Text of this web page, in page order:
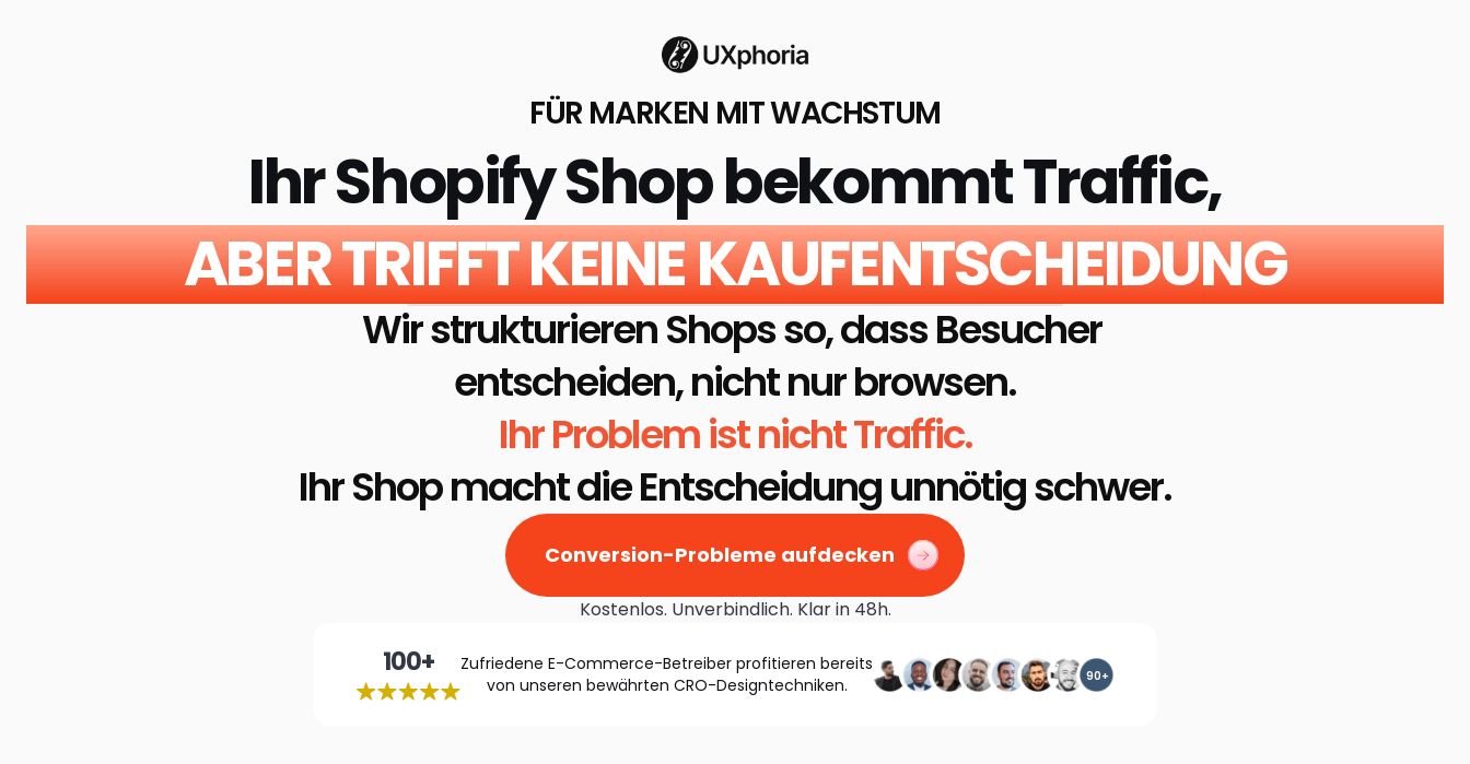
FÜR MARKEN MIT WACHSTUM
Ihr Shopify Shop bekommt Traffic,
ABER TRIFFT KEINE KAUFENTSCHEIDUNG
Wir strukturieren Shops so, dass Besucher
entscheiden, nicht nur browsen.
Ihr Problem ist nicht Traffic.
Ihr Shop macht die Entscheidung unnötig schwer.
Conversion-Probleme aufdecken
Kostenlos. Unverbindlich. Klar in 48h.
100+
Zufriedene E-Commerce-Betreiber profitieren bereits
von unseren bewährten CRO-Designtechniken.
90+